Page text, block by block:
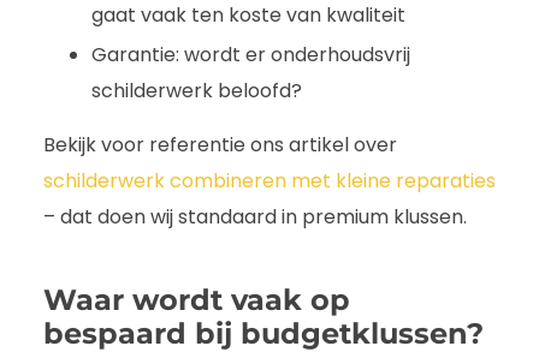
gaat vaak ten koste van kwaliteit
Garantie: wordt er onderhoudsvrij
schilderwerk beloofd?
Bekijk voor referentie ons artikel over
schilderwerk combineren met kleine reparaties
– dat doen wij standaard in premium klussen.
Waar wordt vaak op
bespaard bij budgetklussen?